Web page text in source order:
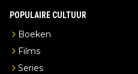
POPULAIRE CULTUUR
Boeken
Films
Series